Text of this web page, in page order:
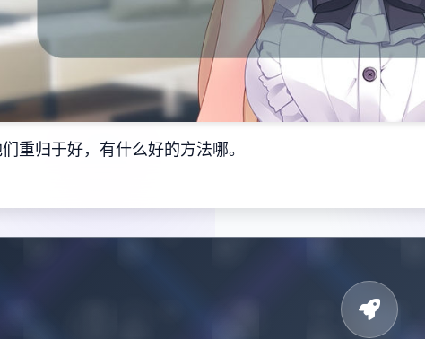
重归于好，有什么好的方法哪。